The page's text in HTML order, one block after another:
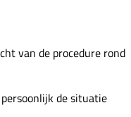
van de procedure rond
de situatie